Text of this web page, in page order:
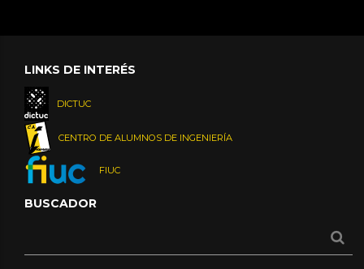
LINKS DE INTERÉS
DICTUC
CENTRO DE ALUMNOS DE INGENIERÍA
FIUC
BUSCADOR